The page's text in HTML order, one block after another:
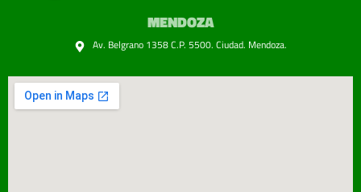
MENDOZA
Av. Belgrano 1358 C.P. 5500. Ciudad. Mendoza.